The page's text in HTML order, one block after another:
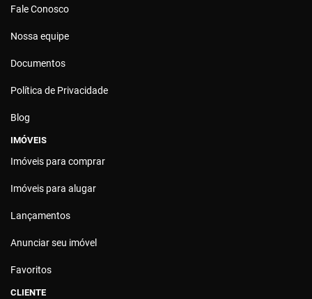
Fale Conosco
Nossa equipe
Documentos
Política de Privacidade
Blog
IMÓVEIS
Imóveis para comprar
Imóveis para alugar
Lançamentos
Anunciar seu imóvel
Favoritos
CLIENTE